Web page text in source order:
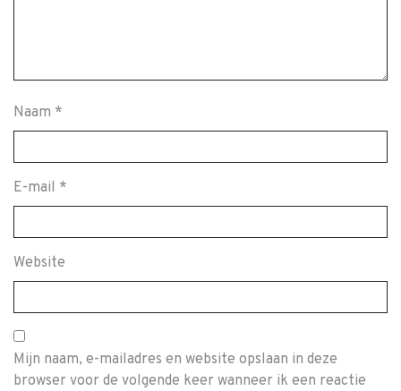
Naam *
E-mail *
Website
Mijn naam, e-mailadres en website opslaan in deze
browser voor de volgende keer wanneer ik een reactie